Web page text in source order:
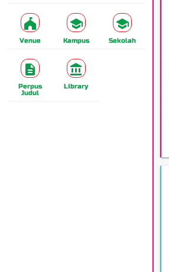
Venue Kampus Sekolah
Perpus
Judul
Library